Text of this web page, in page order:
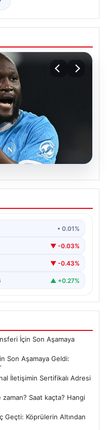
İçin Son
Zor Günler
kapsamında golcü
• 0.01%
▼ -0.03%
▼ -0.43%
▲ +0.27%
İçin Son Aşamaya
Son Aşamaya Geldi:
İletişimin Sertifikalı Adresi
Saat kaçta? Hangi
Geçti: Köprülerin Altından